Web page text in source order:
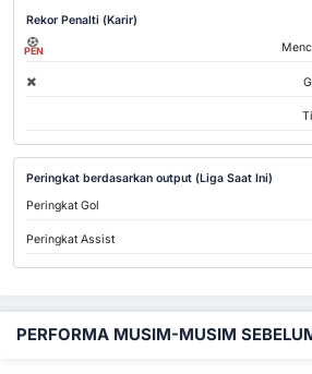
Rekor Penalti (Karir)
PEN
Peringkat berdasarkan output (Liga Saat Ini)
Peringkat Gol
Peringkat Assist
PERFORMA MUSIM-MUSIM